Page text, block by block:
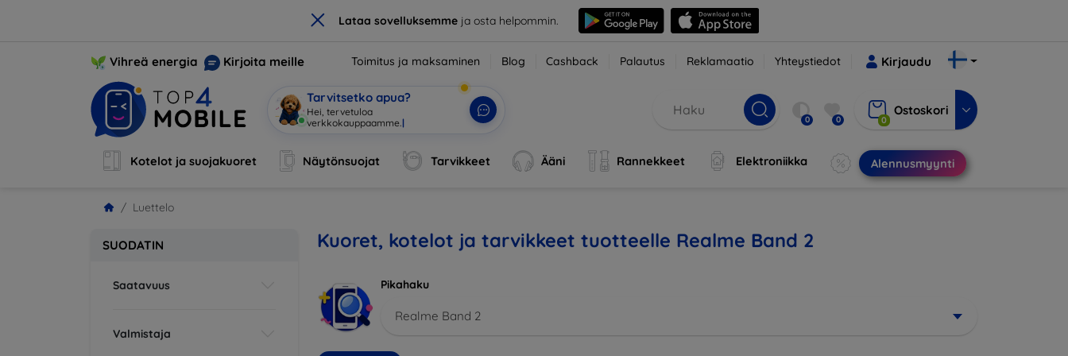
× Lataa sovelluksemmeja osta helpommin.
Vihreä energia Kirjoita meille Toimitus ja maksaminen Blog Cashback Palautus Reklamaatio Yhteystiedot Kirjaudu
Tarvitsetko apua?
Hei, tervetuloa verkkokauppa 0 0 0
Ostoskori
Kotelot ja suojakuoret Näytönsuojat Tarvikkeet Ääni Rannekkeet Elektroniikka Alennusmyynti
Luettelo
SUODATIN
Saatavuus
Valmistaja
Kuoret, kotelot ja tarvikkeet tuotteelle Realme Band 2
Pikahaku
Realme Band 2